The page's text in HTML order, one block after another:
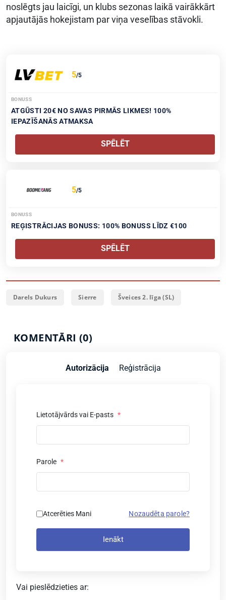
noslēgts jau laicīgi, un klubs sezonas laikā vairākkārt
apjautājās hokejistam par viņa veselības stāvokli.
5/5
BONUSS
ATGŪSTI 20€ NO SAVAS PIRMĀS LIKMES! 100%
IEPAZĪŠANĀS ATMAKSA
SPĒLĒT
5/5
BONUSS
REĢISTRĀCIJAS BONUSS: 100% BONUSS LĪDZ €100
SPĒLĒT
Darels Dukurs Sierre Šveices 2. līga (SL)
KOMENTĀRI (0)
Autorizācija Reģistrācija
Lietotājvārds vai E-pasts *
Parole *
Atcerēties Mani Nozaudēta parole?
Ienākt
Vai pieslēdzieties ar: